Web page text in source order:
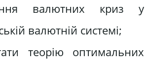
валютних криз у
валютній системі;
теорію оптимальних